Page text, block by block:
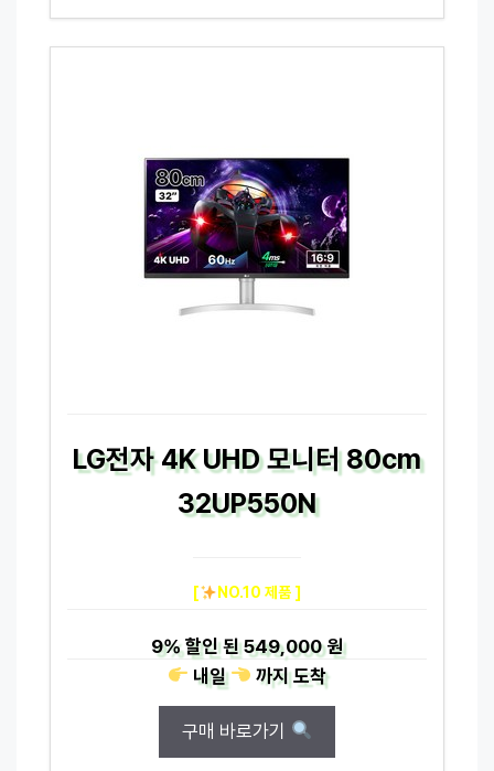
LG전자 4K UHD 모니터 80cm
32UP550N
[ NO.10 제품 ]
9%할인 된549,000 원
내일
까지도착
구매 바로가기